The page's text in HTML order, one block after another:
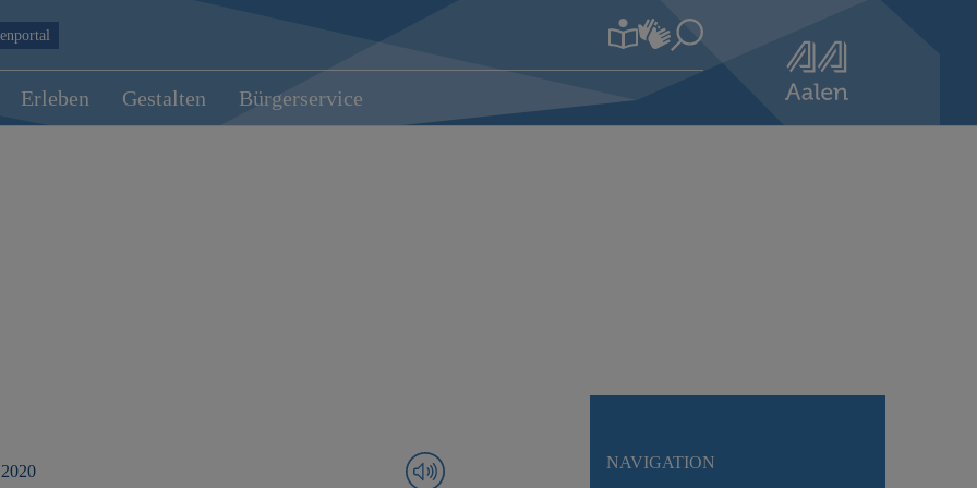
Erleben Gestalten Bürgerservice
NAVIGATION